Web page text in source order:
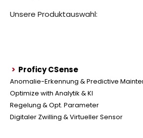
Unsere Produktauswahl:
> Proficy CSense
Anomalie-Erkennung & Predictive
Optimize with Analytik & KI
Regelung & Opt. Parameter
Digitaler Zwilling & Virtueller Sensor